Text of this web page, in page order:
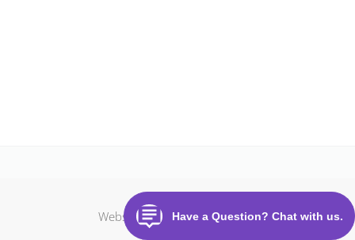
Website made with CloudOffix